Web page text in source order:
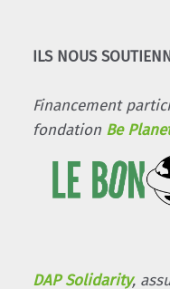
ILS NOUS
Financement
fondation Be
DAP Solidarity,